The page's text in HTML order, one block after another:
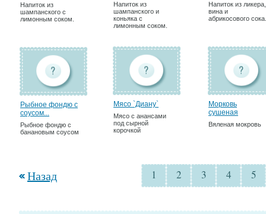
Напиток из
шампанского с
лимонным соком.
Напиток из
шампанского и
коньяка с
лимонным соком.
Напиток из ликера,
вина и
абрикосового сока.
Рыбное фондю с
соусом...
Рыбное фондю с
банановым соусом
Мясо `Диану`
Мясо с анансами
под сырной
корочкой
Морковь
сушеная
Вяленая мокровь
Назад 1 2 3 4 5